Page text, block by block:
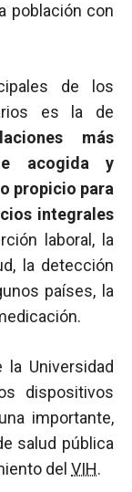
población con
de los
es la de
más
acogida y
propicio para
integrales
laboral, la
la detección
países, la
Universidad
dispositivos
importante,
salud pública
del VIH.